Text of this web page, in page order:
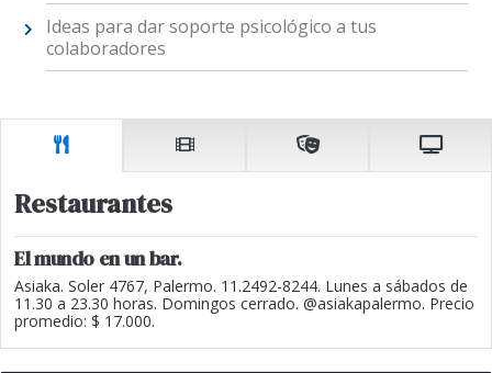
Ideas para dar soporte psicológico a tus
colaboradores
Restaurantes
El mundo en un bar.
Asiaka. Soler 4767, Palermo. 11.2492-8244. Lunes a sábados de
11.30 a 23.30 horas. Domingos cerrado. @asiakapalermo. Precio
promedio: $ 17.000.